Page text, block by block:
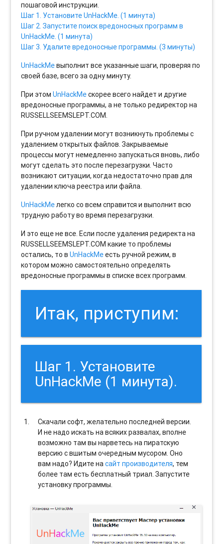
пошаговой инструкции.
Шаг 1. Установите UnHackMe. (1 минута)
Шаг 2. Запустите поиск вредоносных программ в
UnHackMe. (1 минута)
Шаг 3. Удалите вредоносные программы. (3 минуты)
UnHackMeвыполнит все указанные шаги, проверяя по
своей базе, всего за одну минуту.
При этомUnHackMeскорее всего найдет и другие
вредоносные программы, а не только редиректор на
RUSSELLSEEMSLEPT.COM.
При ручном удалении могут возникнуть проблемы с
удалением открытых файлов. Закрываемые
процессы могут немедленно запускаться вновь, либо
могут сделать это после перезагрузки. Часто
возникают ситуации, когда недостаточно прав для
удалении ключа реестра или файла.
UnHackMeлегко со всем справится и выполнит всю
трудную работу во время перезагрузки.
И это еще не все. Если после удаления редиректа на
RUSSELLSEEMSLEPT.COM какие то проблемы
остались, то вUnHackMeесть ручной режим, в
котором можно самостоятельно определять
вредоносные программы в списке всех программ.
Итак, приступим:
Шаг 1. Установите
UnHackMe (1 минута).
Скачали софт, желательно последней версии.
И не надо искать на всяких развалах, вполне
возможно там вы нарветесь на пиратскую
версию с вшитым очередным мусором. Оно
вам надо? Идите насайт производителя, тем
более там есть бесплатный триал. Запустите
установку программы.